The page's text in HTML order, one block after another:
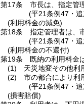
第17条
市長は、指定管
(平21条例47・追
(利用料金の減免)
第18条
指定管理者は、
(平21条例47・追
(利用料金の不還付)
第19条
既納の利用料金
(1)
天災地変その他利
(2)
市の都合により利
(平21条例47・追
(損害賠償)